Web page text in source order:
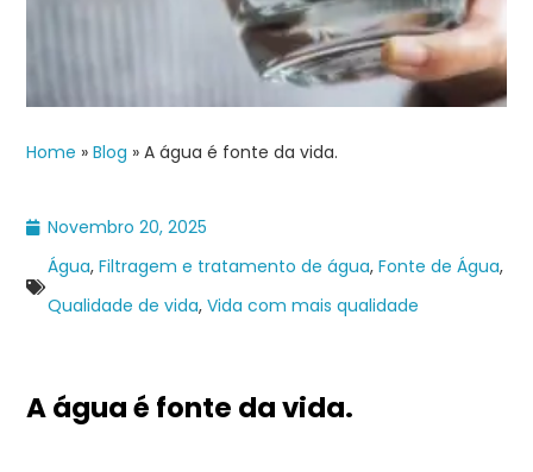
Home »Blog »A água é fonte da vida.
Novembro 20, 2025
Água,Filtragem e tratamento de água,Fonte de Água,
Qualidade de vida,Vida com mais qualidade
A água é fonte da vida.